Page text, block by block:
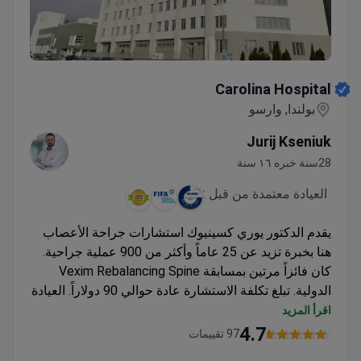
Carolina Hospital
بولندا, وارسو
Jurij Kseniuk
28سنة خبره ١٦ سنة
العيادة معتمدة من قبل :
يقدم الدكتور يوري كسينيوك استشارات جراحة الأعصاب
هنا بخبرة تزيد عن 25 عاماً وأكثر من 900 عملية جراحية.
كان فائزاً مرتين بمسابقة Vexim Rebalancing Spine
الدولية. تبلغ تكلفة الاستشارة عادة حوالي 90 دولاراً. العيادة
ISO 9001. يمكن للمرضى الحصول على تصوير بالرنين
اقرأ المزيد
4.797 تقييمات